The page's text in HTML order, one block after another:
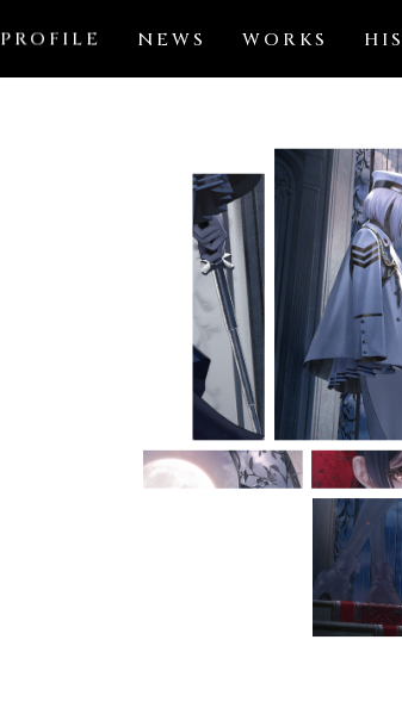
PROFILE NEWS WORKS